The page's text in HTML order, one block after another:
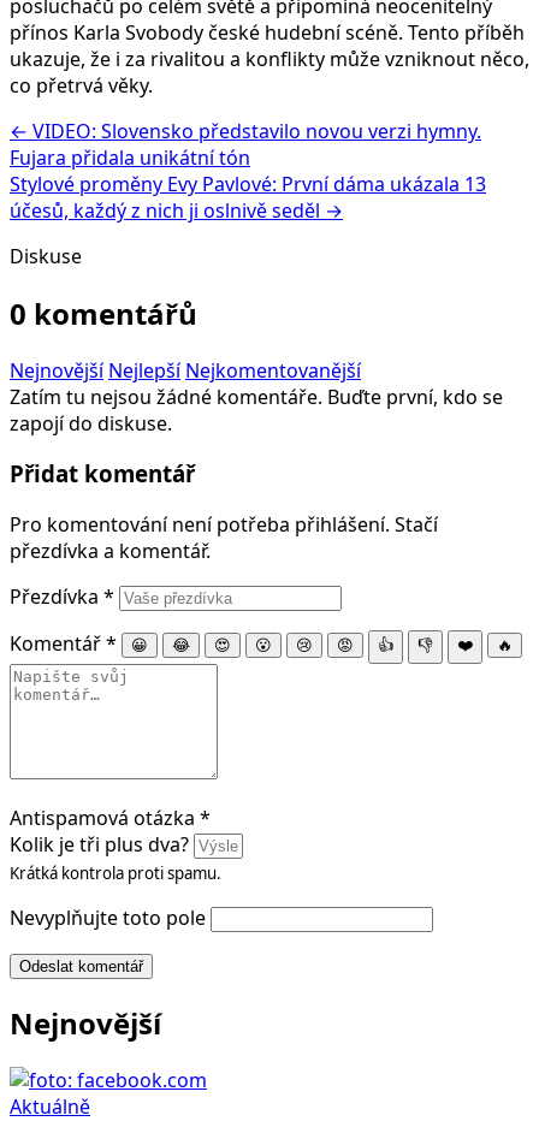
posluchačů po celém světě a připomíná neocenitelný
přínos Karla Svobody české hudební scéně. Tento příběh
ukazuje, že i za rivalitou a konflikty může vzniknout něco,
co přetrvá věky.
← VIDEO: Slovensko představilo novou verzi hymny.
Fujara přidala unikátní tón
Stylové proměny Evy Pavlové: První dáma ukázala 13
účesů, každý z nich ji oslnivě seděl →
Diskuse
0 komentářů
Nejnovější Nejlepší Nejkomentovanější
Zatím tu nejsou žádné komentáře. Buďte první, kdo se
zapojí do diskuse.
Přidat komentář
Pro komentování není potřeba přihlášení. Stačí
přezdívka a komentář.
Přezdívka *
Komentář* 😀 😂 😍 😮 😢 😡 👍 👎 ❤️ 🔥
Antispamová otázka *
Kolik je tři plus dva?
Krátká kontrola proti spamu.
Nevyplňujte toto pole
Odeslat komentář
Nejnovější
Aktuálně